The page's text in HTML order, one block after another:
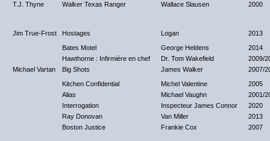
T.J. Thyne Walker Texas Ranger Wallace Slausen 2000
Jim True-Frost Hostages Logan 2013
Michael Vartan
Bates Motel George Heldens
2014
Hawthorne : Infirmière en chef
Dr. Tom Wakefield
2009/
Big Shots
James Walker
2007/
Kitchen Confidential
Michel Valentine
2005
Alias
Michael Vaughn 2001/
Interrogation Inspecteur James Connor
2020
Ray Donovan
Van Miller
2013
Boston Justice
Frankie Cox 2007